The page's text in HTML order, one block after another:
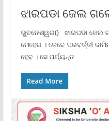
ଝାରପଡା ଜେଲ
ଭୁବନେଶ୍ୱର() ଝାରପଡା ଜେଲ
ମେହେର । ତେବେ ପରବର୍ତ୍ତୀ
ହେବ । ସେ ପର୍ଯ୍ୟନ୍ତ
Read More